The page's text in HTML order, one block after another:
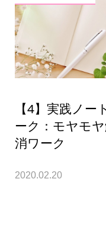
【4】実践ノー
ーク：モヤモ
消ワーク
2020.02.20